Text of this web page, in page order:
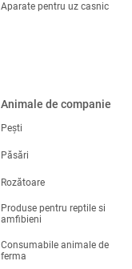
Aparate pentru uz casnic
Animale de companie
Pești
Păsări
Rozătoare
Produse pentru reptile si
amfibieni
Consumabile animale de
ferma